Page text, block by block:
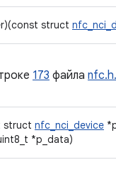
struct
173 файла nfc.h.
struct nfc_nci_device
*p_data)